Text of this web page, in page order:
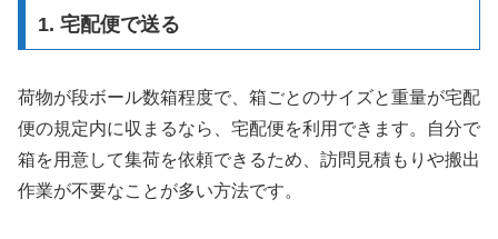
1. 宅配便で送る
荷物が段ボール数箱程度で、箱ごとのサイズと重量が宅配
便の規定内に収まるなら、宅配便を利用できます。自分で
箱を用意して集荷を依頼できるため、訪問見積もりや搬出
作業が不要なことが多い方法です。